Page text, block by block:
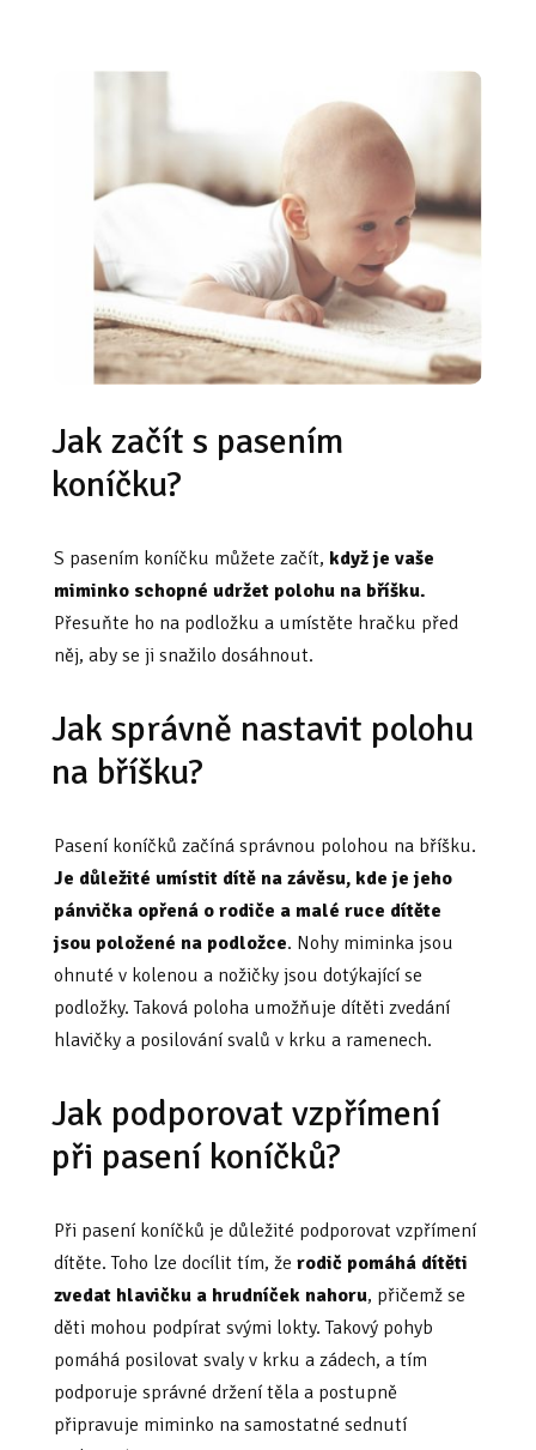
Jak začít s pasením
koníčku?
S pasením koníčku můžete začít, když je vaše
miminko schopné udržet polohu na bříšku.
Přesuňte ho na podložku a umístěte hračku před
něj, aby se ji snažilo dosáhnout.
Jak správně nastavit polohu
na bříšku?
Pasení koníčků začíná správnou polohou na bříšku.
Je důležité umístit dítě na závěsu, kde je jeho
pánvička opřená o rodiče a malé ruce dítěte
jsou položené na podložce. Nohy miminka jsou
ohnuté v kolenou a nožičky jsou dotýkající se
podložky. Taková poloha umožňuje dítěti zvedání
hlavičky a posilování svalů v krku a ramenech.
Jak podporovat vzpřímení
při pasení koníčků?
Při pasení koníčků je důležité podporovat vzpřímení
dítěte. Toho lze docílit tím, že rodič pomáhá dítěti
zvedat hlavičku a hrudníček nahoru, přičemž se
děti mohou podpírat svými lokty. Takový pohyb
pomáhá posilovat svaly v krku a zádech, a tím
podporuje správné držení těla a postupně
připravuje miminko na samostatné sednutí